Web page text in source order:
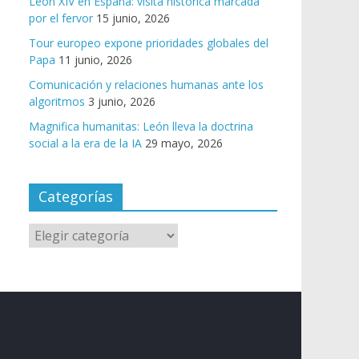
por el fervor 15 junio, 2026
Tour europeo expone prioridades globales del
Papa 11 junio, 2026
Comunicación y relaciones humanas ante los
algoritmos 3 junio, 2026
Magnifica humanitas: León lleva la doctrina
social a la era de la IA 29 mayo, 2026
Categorías